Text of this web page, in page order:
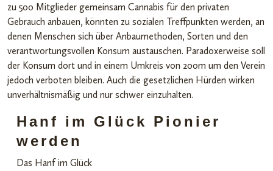
zu 500 Mitglieder gemeinsam Cannabis für den privaten
Gebrauch anbauen, könnten zu sozialen Treffpunkten werden, an
denen Menschen sich über Anbaumethoden, Sorten und den
verantwortungsvollen Konsum austauschen. Paradoxerweise soll
der Konsum dort und in einem Umkreis von 200m um den Verein
jedoch verboten bleiben. Auch die gesetzlichen Hürden wirken
unverhältnismäßig und nur schwer einzuhalten.
Hanf im Glück Pionier
werden
Das Hanf im Glück